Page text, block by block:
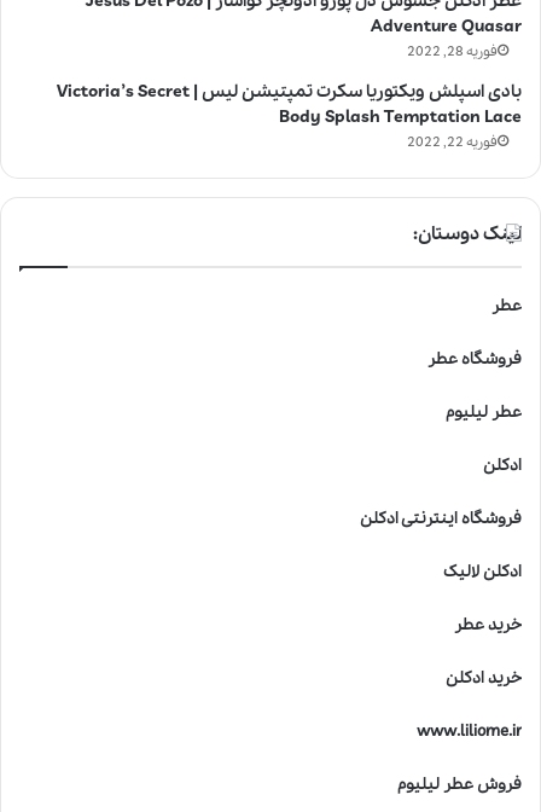
Adventure Quasar
فوریه 28, 2022
بادی اسپلش ویکتوریا سکرت تمپتیشن لیس | Victoria’s Secret
Body Splash Temptation Lace
فوریه 22, 2022
لینک دوستان:
عطر
فروشگاه عطر
عطر لیلیوم
ادکلن
فروشگاه اینترنتی ادکلن
ادکلن لالیک
خرید عطر
خرید ادکلن
www.liliome.ir
فروش عطر لیلیوم